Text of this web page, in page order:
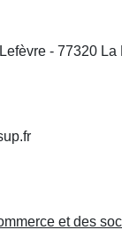
- 77320
et des